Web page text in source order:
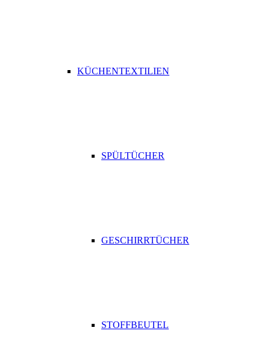
KÜCHENTEXTILIEN
SPÜLTÜCHER
GESCHIRRTÜCHER
STOFFBEUTEL